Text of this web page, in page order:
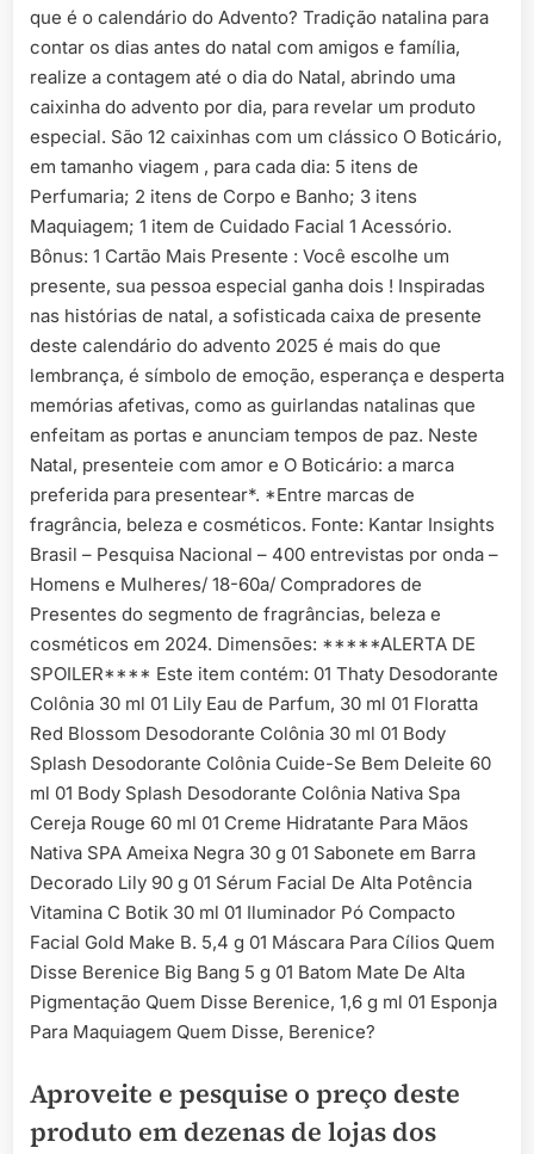
que é o calendário do Advento? Tradição natalina para
contar os dias antes do natal com amigos e família,
realize a contagem até o dia do Natal, abrindo uma
caixinha do advento por dia, para revelar um produto
especial. São 12 caixinhas com um clássico O Boticário,
em tamanho viagem , para cada dia: 5 itens de
Perfumaria; 2 itens de Corpo e Banho; 3 itens
Maquiagem; 1 item de Cuidado Facial 1 Acessório.
Bônus: 1 Cartão Mais Presente : Você escolhe um
presente, sua pessoa especial ganha dois ! Inspiradas
nas histórias de natal, a sofisticada caixa de presente
deste calendário do advento 2025 é mais do que
lembrança, é símbolo de emoção, esperança e desperta
memórias afetivas, como as guirlandas natalinas que
enfeitam as portas e anunciam tempos de paz. Neste
Natal, presenteie com amor e O Boticário: a marca
preferida para presentear*. *Entre marcas de
fragrância, beleza e cosméticos. Fonte: Kantar Insights
Brasil – Pesquisa Nacional – 400 entrevistas por onda –
Homens e Mulheres/ 18-60a/ Compradores de
Presentes do segmento de fragrâncias, beleza e
cosméticos em 2024. Dimensões: *****ALERTA DE
SPOILER**** Este item contém: 01 Thaty Desodorante
Colônia 30 ml 01 Lily Eau de Parfum, 30 ml 01 Floratta
Red Blossom Desodorante Colônia 30 ml 01 Body
Splash Desodorante Colônia Cuide-Se Bem Deleite 60
ml 01 Body Splash Desodorante Colônia Nativa Spa
Cereja Rouge 60 ml 01 Creme Hidratante Para Mãos
Nativa SPA Ameixa Negra 30 g 01 Sabonete em Barra
Decorado Lily 90 g 01 Sérum Facial De Alta Potência
Vitamina C Botik 30 ml 01 Iluminador Pó Compacto
Facial Gold Make B. 5,4 g 01 Máscara Para Cílios Quem
Disse Berenice Big Bang 5 g 01 Batom Mate De Alta
Pigmentação Quem Disse Berenice, 1,6 g ml 01 Esponja
Para Maquiagem Quem Disse, Berenice?
Aproveite e pesquise o preço deste
produto em dezenas de lojas dos